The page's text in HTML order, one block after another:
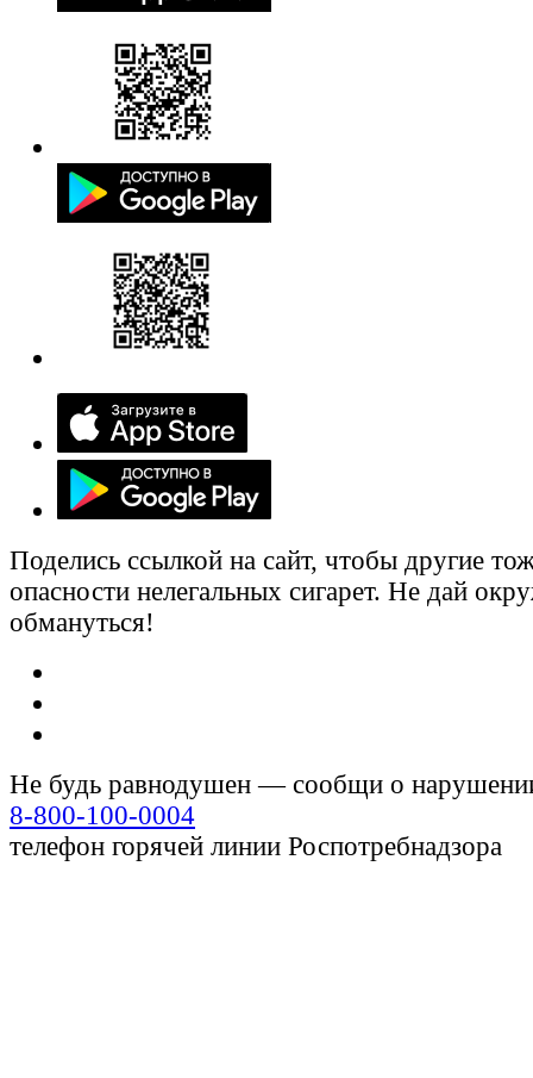
Поделись ссылкой на сайт, чтобы другие
опасности нелегальных сигарет. Не дай
обмануться!
Не будь равнодушен — сообщи о
8-800-100-0004
телефон горячей линии Роспотребнадзора